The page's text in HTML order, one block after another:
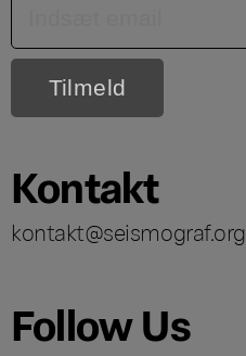
Kontakt
kontakt@seismograf.org
Follow Us